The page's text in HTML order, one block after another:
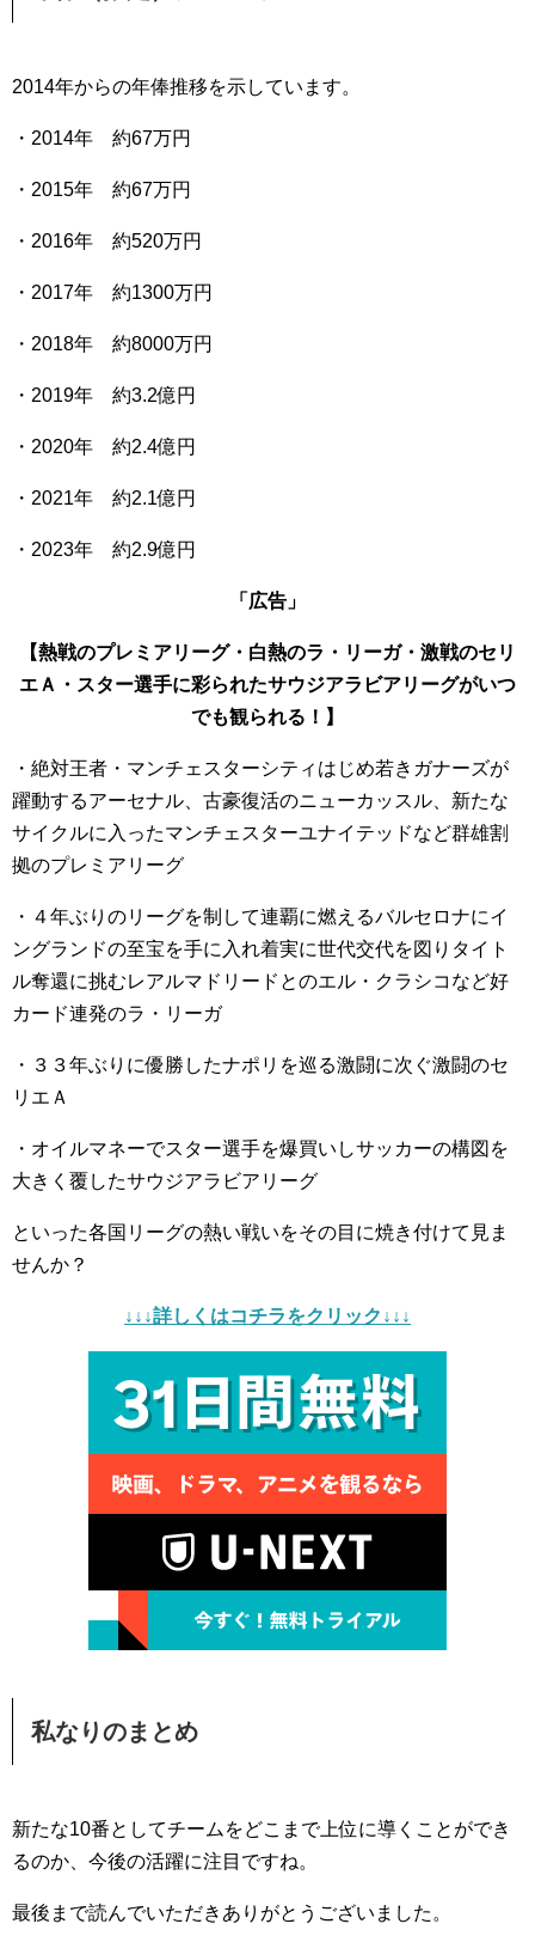
2014年からの年俸推移を示しています。
・2014年 約67万円
・2015年 約67万円
・2016年 約520万円
・2017年 約1300万円
・2018年 約8000万円
・2019年 約3.2億円
・2020年 約2.4億円
・2021年 約2.1億円
・2023年 約2.9億円
「広告」
【熱戦のプレミアリーグ・白熱のラ・リーガ・激戦のセリ
エＡ・スター選手に彩られたサウジアラビアリーグがいつ
でも観られる！】
・絶対王者・マンチェスターシティはじめ若きガナーズが
躍動するアーセナル、古豪復活のニューカッスル、新たな
サイクルに入ったマンチェスターユナイテッドなど群雄割
拠のプレミアリーグ
・４年ぶりのリーグを制して連覇に燃えるバルセロナにイ
ングランドの至宝を手に入れ着実に世代交代を図りタイト
ル奪還に挑むレアルマドリードとのエル・クラシコなど好
カード連発のラ・リーガ
・３３年ぶりに優勝したナポリを巡る激闘に次ぐ激闘のセ
リエＡ
・オイルマネーでスター選手を爆買いしサッカーの構図を
大きく覆したサウジアラビアリーグ
といった各国リーグの熱い戦いをその目に焼き付けて見ま
せんか？
↓↓↓詳しくはコチラをクリック↓↓↓
私なりのまとめ
新たな10番としてチームをどこまで上位に導くことができ
るのか、今後の活躍に注目ですね。
最後まで読んでいただきありがとうございました。